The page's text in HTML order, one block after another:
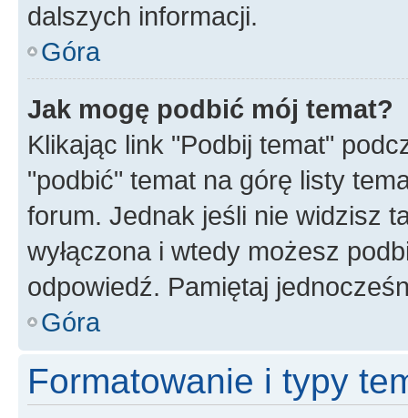
dalszych informacji.
Góra
Jak mogę podbić mój temat?
Klikając link "Podbij temat"
"podbić" temat na górę listy
forum. Jednak jeśli nie widzisz
wyłączona i wtedy możesz
odpowiedź. Pamiętaj
Góra
Formatowanie i typy